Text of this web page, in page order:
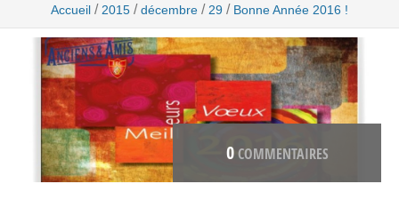
Accueil / 2015 / décembre / 29 / Bonne Année 2016 !
0COMMENTAIRES